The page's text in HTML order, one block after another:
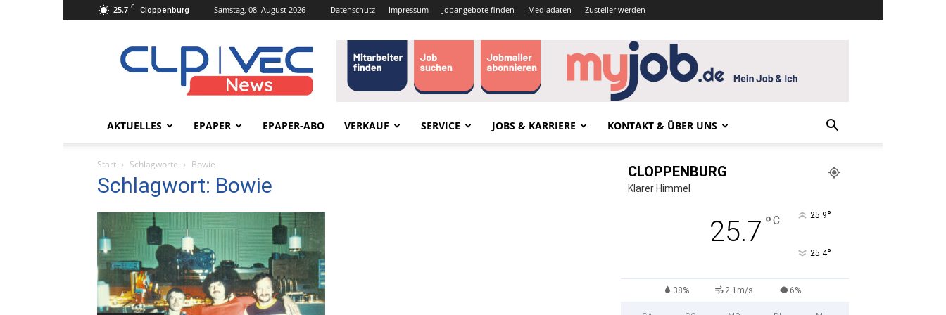
25.7 C Cloppenburg Samstag, 08. August 2026 Datenschutz Impressum Jobangebote finden Mediadaten Zusteller werden
clpvecnews.de
AKTUELLES EPAPER EPAPER-ABO VERKAUF SERVICE JOBS & KARRIERE KONTAKT & ÜBER UNS
Start Schlagworte Bowie
Schlagwort: Bowie
CLOPPENBURG
Klarer Himmel
25.7 °C 25.9°
25.4°
38% 2.1m/s 6%